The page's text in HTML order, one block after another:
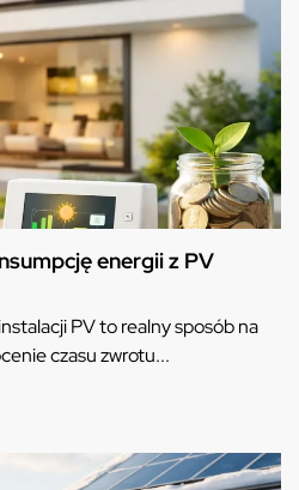
energii z PV
PV to realny sposób na
czasu zwrotu...